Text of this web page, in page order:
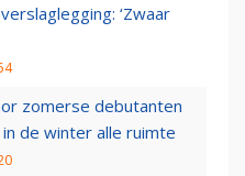
‘Zwaar
zomerse debutanten
in de winter alle ruimte